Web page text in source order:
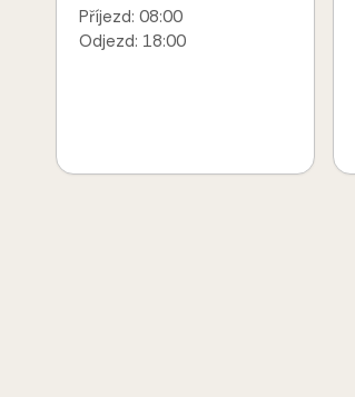
Příjezd: 08:00
Odjezd: 18:00